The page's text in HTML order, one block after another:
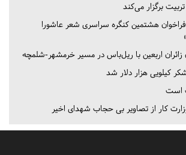
برگزار می‌کند
فراخوان هشتمین کنگره سراسری شعر عاشورا
زائران اربعین با ریل‌باس در مسیر خرمشهر-شلمچه
کیلویی هزار دلار شد
است
کار از تصاویر بی حجاب شهدای اخیر